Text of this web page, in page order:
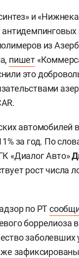
и
из
пишет
это
автомобилей
за год. По
«Диалог Авто»
рост числа
по РТ
боррелиоза
заболевших